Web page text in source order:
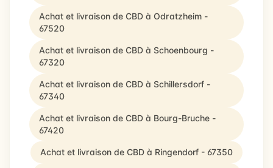
Achat et livraison de CBD à Odratzheim -
67520
Achat et livraison de CBD à Schoenbourg -
67320
Achat et livraison de CBD à Schillersdorf -
67340
Achat et livraison de CBD à Bourg-Bruche -
67420
Achat et livraison de CBD à Ringendorf - 67350